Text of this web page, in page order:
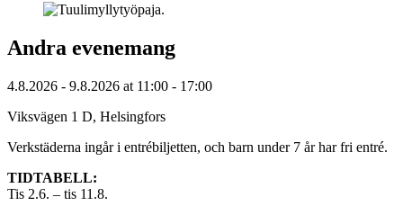
Andra evenemang
4.8.2026 - 9.8.2026 at 11:00 - 17:00
Viksvägen 1 D, Helsingfors
Verkstäderna ingår i entrébiljetten, och barn under 7 år har fri entré.
TIDTABELL:
Tis 2.6. – tis 11.8.